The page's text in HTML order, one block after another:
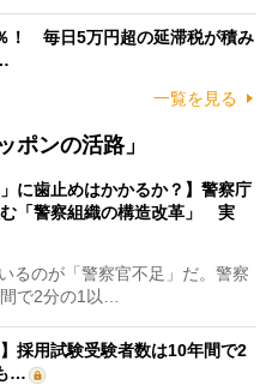
！ 毎日5万円超の延滞税が積み
一覧を見る
ポンの活路」
」に歯止めはかかるか？】警察庁
「警察組織の構造改革」 実
るのが「警察官不足」だ。警察
で2分の1以…
採用試験受験者数は10年間で2
…